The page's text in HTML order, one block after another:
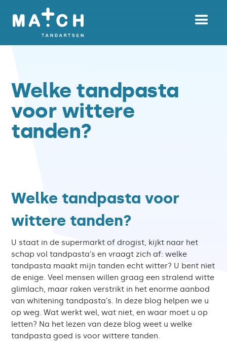
Welke tandpasta
voor wittere
tanden?
Welke tandpasta voor
wittere tanden?
U staat in de supermarkt of drogist, kijkt naar het
schap vol tandpasta’s en vraagt zich af: welke
tandpasta maakt mijn tanden echt witter? U bent niet
de enige. Veel mensen willen graag een stralend witte
glimlach, maar raken verstrikt in het enorme aanbod
van whitening tandpasta’s. In deze blog helpen we u
op weg. Wat werkt wel, wat niet, en waar moet u op
letten? Na het lezen van deze blog weet u welke
tandpasta goed is voor wittere tanden.